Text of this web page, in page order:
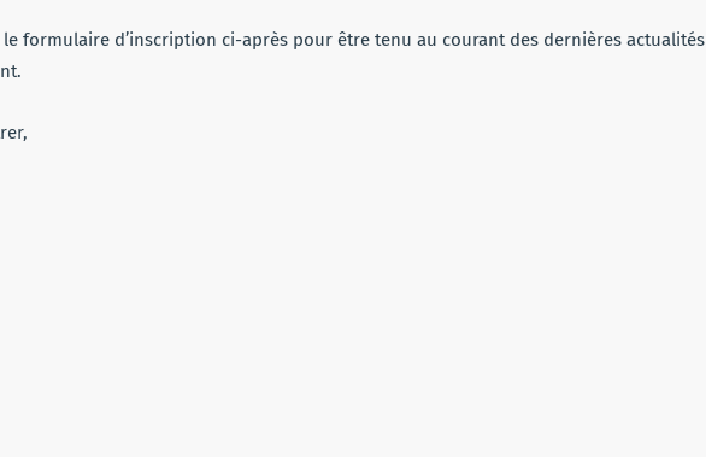
le formulaire d’inscription ci-après pour être tenu au courant des dernières actualités